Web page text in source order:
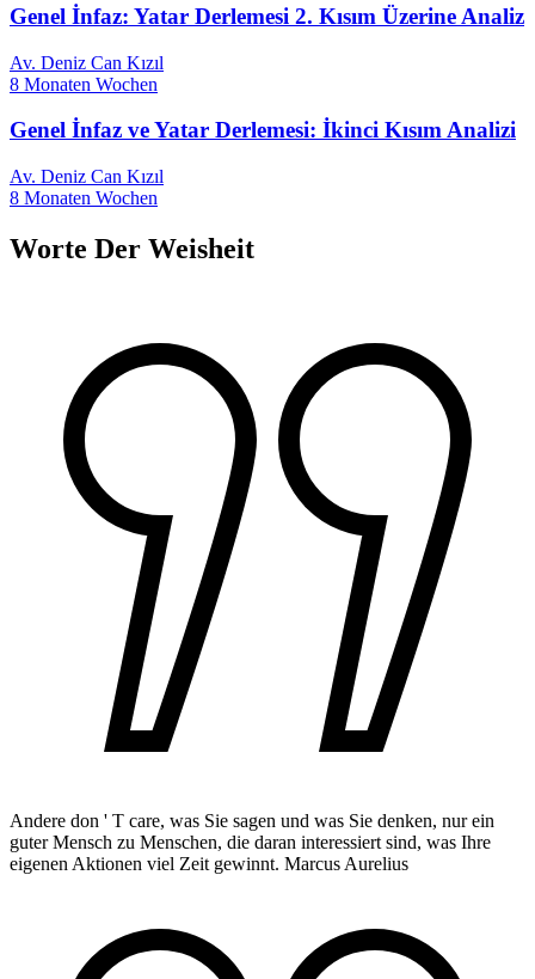
Genel İnfaz: Yatar Derlemesi 2. Kısım Üzerine Analiz
Av. Deniz Can Kızıl
8 Monaten Wochen
Genel İnfaz ve Yatar Derlemesi: İkinci Kısım Analizi
Av. Deniz Can Kızıl
8 Monaten Wochen
Worte Der Weisheit
Andere don ' T care, was Sie sagen und was Sie denken, nur ein
guter Mensch zu Menschen, die daran interessiert sind, was Ihre
eigenen Aktionen viel Zeit gewinnt. Marcus Aurelius